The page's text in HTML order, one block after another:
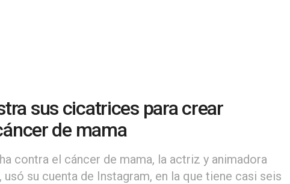
sus cicatrices para crear
de mama
contra el cáncer de mama, la actriz y animadora
su cuenta de Instagram, en la que tiene casi seis